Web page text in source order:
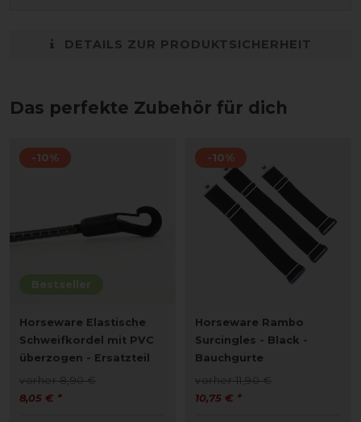
DETAILS ZUR PRODUKTSICHERHEIT
Das perfekte Zubehör für dich
Bestseller
-10%
Horseware Elastische
Schweifkordel mit PVC
überzogen - Ersatzteil
vorher 8,90 €
8,05 € *
-10%
Horseware Rambo
Surcingles - Black -
Bauchgurte
vorher 11,90 €
10,75 € *